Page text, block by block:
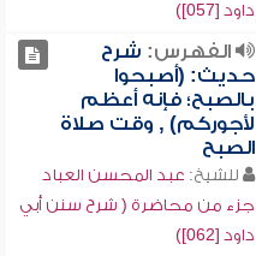
داود [057])
الفهرس: شرح
حديث: (أصبحوا
بالصبح؛ فإنه أعظم
لأجوركم) , وقت صلاة
الصبح
للشيخ: عبد المحسن العباد
جزء من محاضرة ( شرح سنن أبي
داود [062])